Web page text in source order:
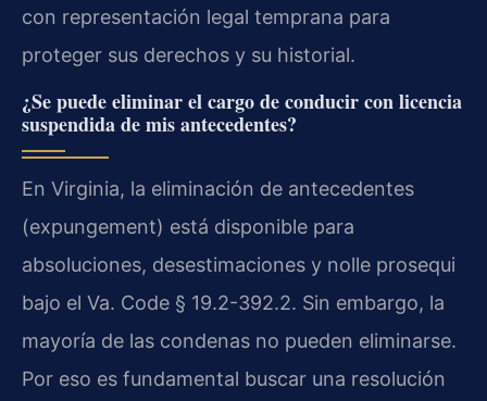
con representación legal temprana para
proteger sus derechos y su historial.
¿Se puede eliminar el cargo de conducir con licencia
suspendida de mis antecedentes?
En Virginia, la eliminación de antecedentes
(expungement) está disponible para
absoluciones, desestimaciones y nolle prosequi
bajo el Va. Code § 19.2-392.2. Sin embargo, la
mayoría de las condenas no pueden eliminarse.
Por eso es fundamental buscar una resolución